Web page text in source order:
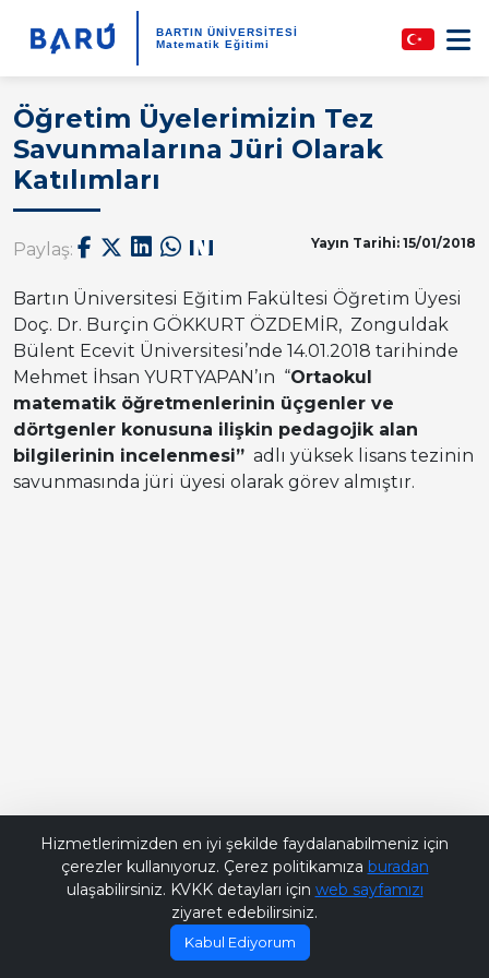
BARTIN ÜNİVERSİTESİ
Matematik Eğitimi
Öğretim Üyelerimizin Tez
Savunmalarına Jüri Olarak
Katılımları
Paylaş: Yayın Tarihi: 15/01/2018
Bartın Üniversitesi Eğitim Fakültesi Öğretim Üyesi
Doç. Dr. Burçin GÖKKURT ÖZDEMİR, Zonguldak
Bülent Ecevit Üniversitesi’nde 14.01.2018 tarihinde
Mehmet İhsan YURTYAPAN’ın “Ortaokul
matematik öğretmenlerinin üçgenler ve
dörtgenler konusuna ilişkin pedagojik alan
bilgilerinin incelenmesi” adlı yüksek lisans tezinin
savunmasında jüri üyesi olarak görev almıştır.
Hizmetlerimizden en iyi şekilde faydalanabilmeniz için
çerezler kullanıyoruz. Çerez politikamıza buradan
ulaşabilirsiniz. KVKK detayları için web sayfamızı
ziyaret edebilirsiniz.
Kabul Ediyorum
Bana Soru Sor | Ask Me